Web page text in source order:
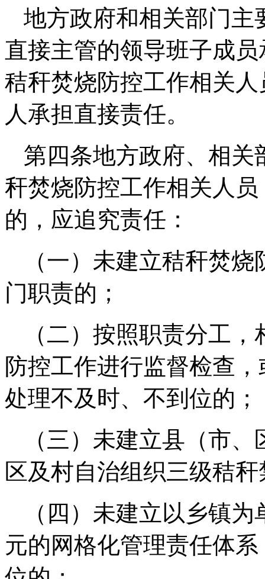
地方政府和相关部门主
直接主管的领导班子成
秸秆焚烧防控工作相关
人承担直接责任。
第四条地方政府、相关
秆焚烧防控工作相关人
的，应追究责任：
（一）未建立秸秆焚
门职责的；
（二）按照职责分工
防控工作进行监督检查
处理不及时、不到位的；
（三）未建立县（市
区及村自治组织三级秸
（四）未建立以乡镇
元的网格化管理责任体